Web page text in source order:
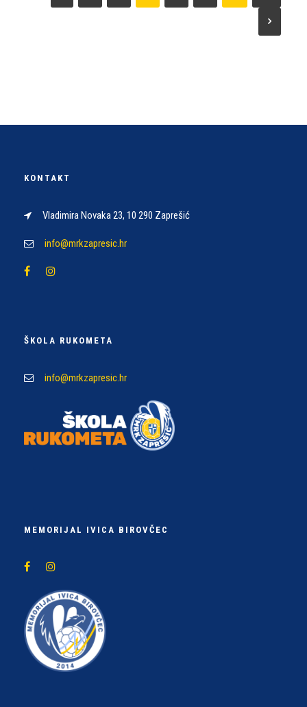
KONTAKT
Vladimira Novaka 23, 10 290 Zaprešić
info@mrkzapresic.hr
ŠKOLA RUKOMETA
info@mrkzapresic.hr
MEMORIJAL IVICA BIROVČEC